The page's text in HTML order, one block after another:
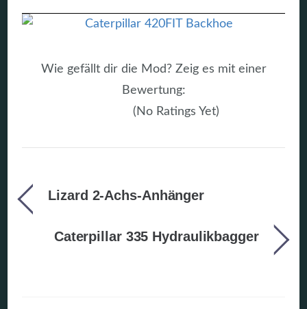
Wie gefällt dir die Mod? Zeig es mit einer
Bewertung:
(No Ratings Yet)
Lizard 2-Achs-Anhänger
Caterpillar 335 Hydraulikbagger